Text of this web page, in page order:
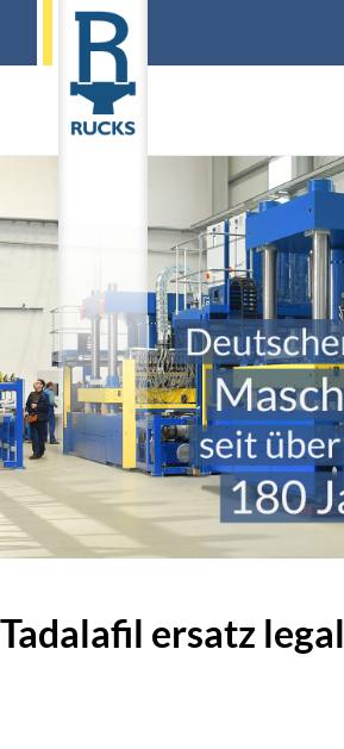
Tadalafil ersatz legal